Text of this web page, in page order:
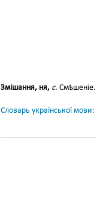
Змішання, ня, с. Смѣшеніе.
Словарь української